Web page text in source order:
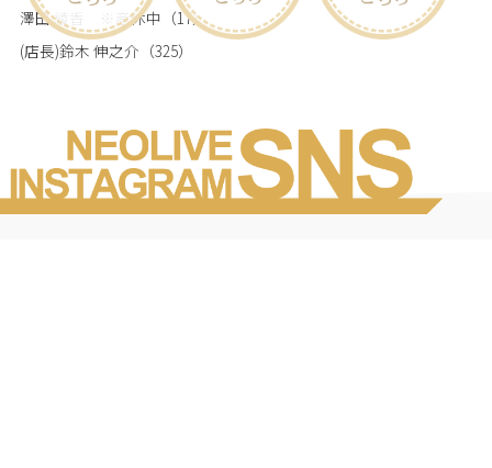
澤田 綾香 ※産休中 （17）
(店長)鈴木 伸之介 （325）